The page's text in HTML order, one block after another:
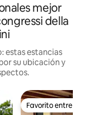
mejor
della
estas estancias
su ubicación y
Favorito entre
Favorito entre